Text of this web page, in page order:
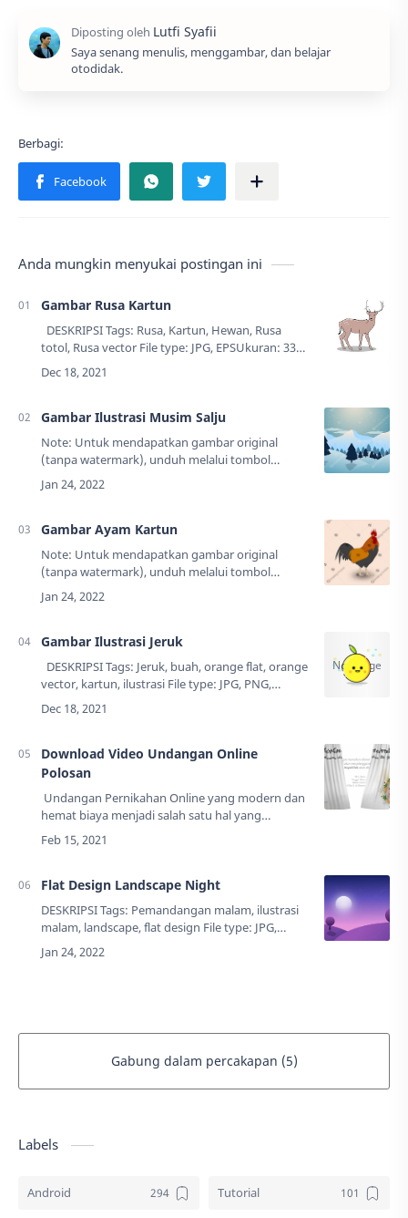
Saya senang menulis, menggambar, dan belajar
otodidak.
Anda mungkin menyukai postingan ini
Gambar Rusa Kartun
totol, Rusa vector File type: JPG, EPSUkuran: 335
KB Resolusi: 3333 x 2500 pxCreator: Lutfi
SyafiiUpdate: 18 Desember 20…
Gambar Ilustrasi Musim Salju
Note: Untuk mendapatkan gambar original
(tanpa watermark), unduh melalui tombol
"Download" yang ada di bawah. DESKRIPSI
Tags: Pemandangan gunung, illustrasi, salju…
Gambar Ayam Kartun
Note: Untuk mendapatkan gambar original
(tanpa watermark), unduh melalui tombol
"Download" yang ada di bawah. DESKRIPSI
Tags: Hewan, ayam, kartun, illustrasi, jago, fl…
Gambar Ilustrasi Jeruk
vector, kartun, ilustrasi File type: JPG, PNG,
EPSUkuran: 129 KB Resolusi: 1024 x 1024
pxCreator: …
Download Video Undangan Online
Polosan
Undangan Pernikahan Online yang modern dan
hemat biaya menjadi salah satu hal yang
dibutuhkan. Saya membantu untuk masalah
tersebut, Anda bisa mendownload secara gratis
Flat Design Landscape Night
DESKRIPSI Tags: Pemandangan malam, ilustrasi
malam, landscape, flat design File type: JPG,
PNG,Ukuran: 72 KB (jpg), 729 KB (png)
Resolusi: 4000 x 2250 pxCre…
Gabung dalam percakapan (5)
Labels
Android Tutorial